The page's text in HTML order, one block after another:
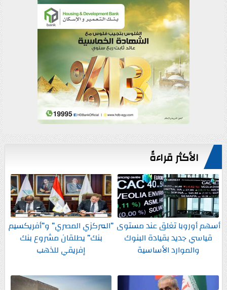
الأكثر قراءةً
أسهم أوروبا تغلق عند مستوى
قياسي جديد بقيادة البنوك
والموارد الأساسية
”المركزي المصري” و”أفريكسيم
بنك” يطلقان مشروع بنك
إفريقي للذهب